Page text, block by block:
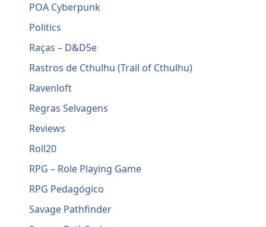
POA Cyberpunk
Politics
Raças – D&D5e
Rastros de Cthulhu (Trail of Cthulhu)
Ravenloft
Regras Selvagens
Reviews
Roll20
RPG – Role Playing Game
RPG Pedagógico
Savage Pathfinder